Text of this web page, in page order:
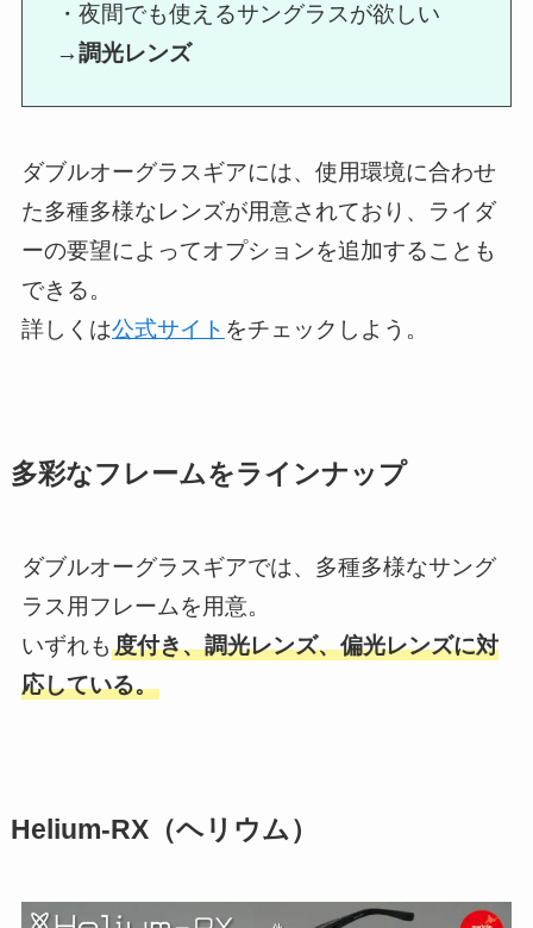
・夜間でも使えるサングラスが欲しい
→調光レンズ
ダブルオーグラスギアには、使用環境に合わせ
た多種多様なレンズが用意されており、ライダ
ーの要望によってオプションを追加することも
できる。
詳しくは公式サイト をチェックしよう。
多彩なフレームをラインナップ
ダブルオーグラスギアでは、多種多様なサング
ラス用フレームを用意。
いずれも 度付き、調光レンズ、偏光レンズに対
応している。
Helium-RX（ヘリウム）